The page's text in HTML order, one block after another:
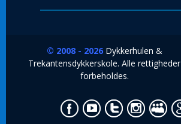
© 2008 - 2026 Dykkerhulen &
Trekantensdykkerskole. Alle rettigheder
forbeholdes.